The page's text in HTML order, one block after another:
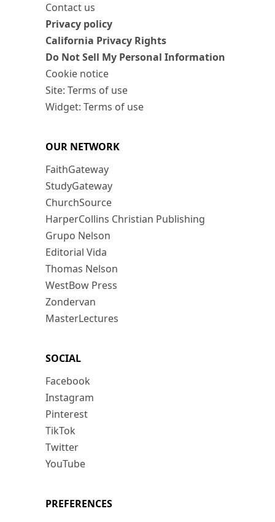
Contact us
Privacy policy
California Privacy Rights
Do Not Sell My Personal Information
Cookie notice
Site: Terms of use
Widget: Terms of use
OUR NETWORK
FaithGateway
StudyGateway
ChurchSource
HarperCollins Christian Publishing
Grupo Nelson
Editorial Vida
Thomas Nelson
WestBow Press
Zondervan
MasterLectures
SOCIAL
Facebook
Instagram
Pinterest
TikTok
Twitter
YouTube
PREFERENCES